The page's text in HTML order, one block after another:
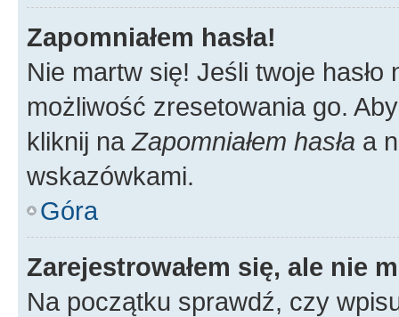
Zapomniałem hasła!
Nie martw się! Jeśli twoje
możliwość zresetowania go.
kliknij naZapomniałem hasła a
wskazówkami.
Góra
Zarejestrowałem się, ale nie
Na początku sprawdź, czy